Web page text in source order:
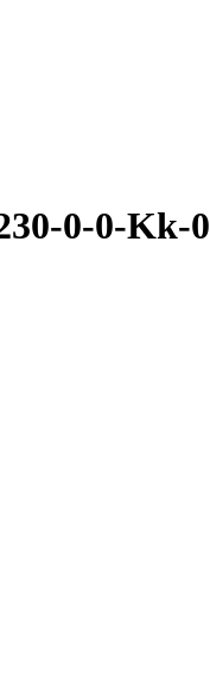
0-0-Kk-0